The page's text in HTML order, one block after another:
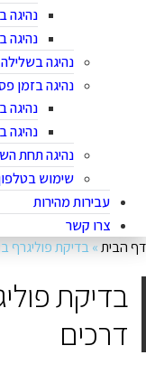
נהיגה
נהיגה
נהיגה בשלילה
נהיגה בזמן
נהיגה
נהיגה
נהיגה תחת
שימוש בטלפון
עבירות מהירות
צרו קשר
הבית»בדיקת פוליגרף
בדיקת
דרכים